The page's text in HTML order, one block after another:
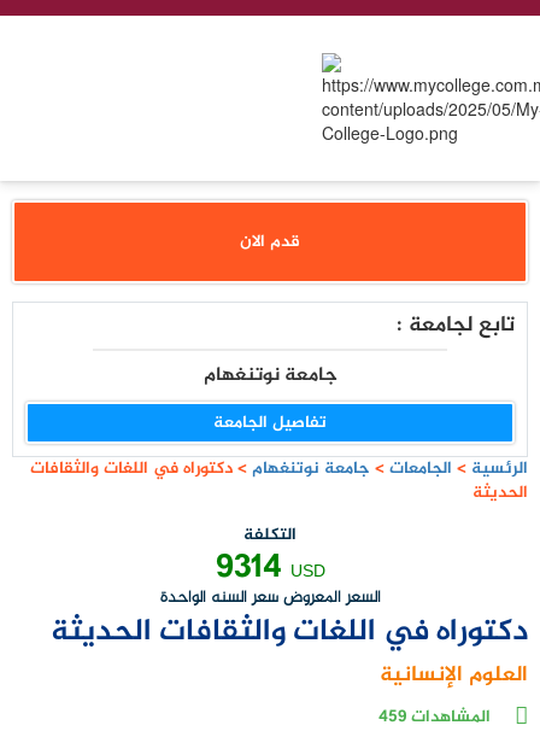
قدم الان
تابع لجامعة :
جامعة نوتنغهام
تفاصيل الجامعة
الرئسية > الجامعات> جامعة نوتنغهام>دكتوراه في اللغات والثقافات
الحديثة
التكلفة
9314 USD
السعر المعروض سعر السنه الواحدة
دكتوراه في اللغات والثقافات الحديثة
العلوم الإنسانية
المشاهدات459